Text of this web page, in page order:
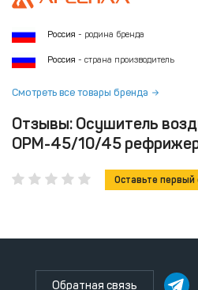
Россия - родина бренда
Россия - страна производитель
Смотреть все товары бренда
Отзывы: Осушитель
ОРМ-45/10/45
Оставьте первый
Обратная связь